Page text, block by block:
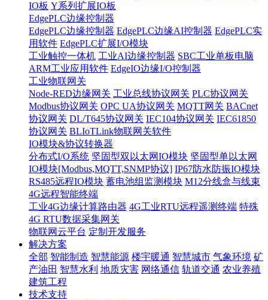
IO板 Y系列扩展IO板
EdgePLC边缘控制器
EdgePLC边缘控制器 EdgePLC边缘AI控制器 EdgePLC实
用软件 EdgePLC扩展I/O模块
工业触控一体机 工业AI边缘控制器 SBC工业单板电脑
ARM工业应用软件 EdgeIO边缘I/O控制器
工业物联网关
Node-RED边缘网关 工业总线协议网关 PLC协议网关
Modbus协议网关 OPC UA协议网关 MQTT网关 BACnet
协议网关 DL/T645协议网关 IEC104协议网关 IEC61850
协议网关 BLIoTLink物联网关软件
IO模块&协议转换器
分布式I/O系统 坚固型双以太网IO模块 坚固型单以太网
IO模块[Modbus,MQTT,SNMP协议] IP67防水防振IO模块
RS485远程IO模块 蓄电池组监测模块 M12分线盒与线束
4G远程智能终端
工业4G边缘计算路由器 4G工业RTU远程遥测终端 特殊
4G RTU数据采集网关
物联网云平台 定制开发服务
解决方案
全部 智能制造 智慧能源 楼宇暖通 智慧城市 气象环境 矿
产油田 智慧水利 地质灾害 网络通信 轨道交通 农业养殖
建筑工程
技术支持